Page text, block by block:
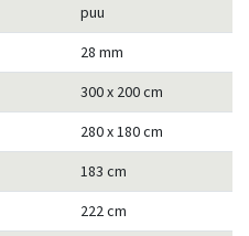
puu
28 mm
300 x 200 cm
280 x 180 cm
183 cm
222 cm